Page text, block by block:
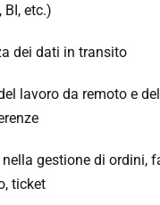
BI, etc.)
dei dati in transito
lavoro da remoto e
gestione di ordini,
ticket